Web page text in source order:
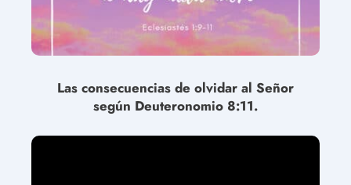
Las consecuencias de olvidar al Señor
según Deuteronomio 8:11.